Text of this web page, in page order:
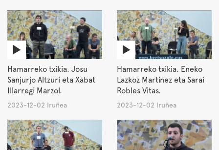
Hamarreko txikia. Josu
Sanjurjo Altzuri eta Xabat
Illarregi Marzol.
2023-12-02 Iruñea
Hamarreko txikia. Eneko
Lazkoz Martinez eta Sarai
Robles Vitas.
2023-12-02 Iruñea